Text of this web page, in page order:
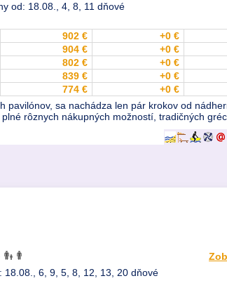
od: 18.08., 4, 8, 11 dňové
902 € +0 €
904 € +0 €
802 € +0 €
839 € +0 €
774 € +0 €
pavilónov, sa nachádza len pár krokov od
rôznych nákupných možností, tradičných
18.08., 6, 9, 5, 8, 12, 13, 20 dňové